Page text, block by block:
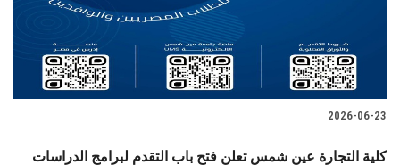
2026-06-23
كلية التجارة عين شمس تعلن فتح باب التقدم لبرامج الدراسات